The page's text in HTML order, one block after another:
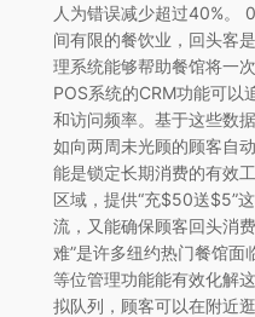
人为错误减少超过40%。
间有限的餐饮业，回头客
理系统能够帮助餐馆将一
POS系统的CRM功能可以
和访问频率。基于这些数
如向两周未光顾的顾客自
能是锁定长期消费的有效
区域，提供“充$50送$5”
流，又能确保顾客回头消
难”是许多纽约热门餐馆面
等位管理功能能有效化解
拟队列，顾客可以在附近